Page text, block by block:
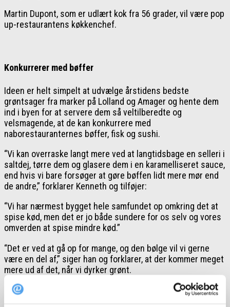
Martin Dupont, som er udlært kok fra 56 grader, vil være pop
up-restaurantens køkkenchef.
Konkurrerer med bøffer
Ideen er helt simpelt at udvælge årstidens bedste
grøntsager fra marker på Lolland og Amager og hente dem
ind i byen for at servere dem så veltilberedte og
velsmagende, at de kan konkurrere med
naborestauranternes bøffer, fisk og sushi.
“Vi kan overraske langt mere ved at langtidsbage en selleri i
saltdej, tørre dem og glasere dem i en karamelliseret sauce,
end hvis vi bare forsøger at gøre bøffen lidt mere mør end
de andre,” forklarer Kenneth og tilføjer:
“Vi har nærmest bygget hele samfundet op omkring det at
spise kød, men det er jo både sundere for os selv og vores
omverden at spise mindre kød.”
“Det er ved at gå op for mange, og den bølge vil vi gerne
være en del af,” siger han og forklarer, at der kommer meget
mere ud af det, når vi dyrker grønt.
“Når vi har sået, kommer der jo mange gulerødder, der blot